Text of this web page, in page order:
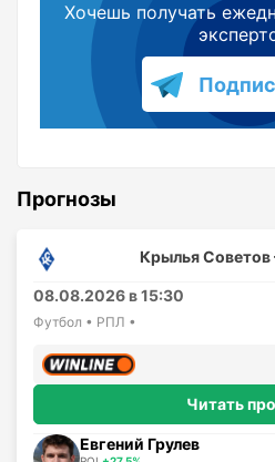
Хочешь получать
Прогнозы
Крылья
08.08.2026 в 15:30
Футбол • РПЛ •
Читать
Евгений Грулев